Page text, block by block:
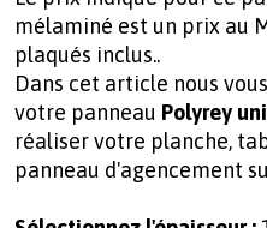
mélaminé est un prix au
plaqués inclus..
Dans cet article nous
votre panneau Polyrey uni
réaliser votre planche,
panneau d'agencement